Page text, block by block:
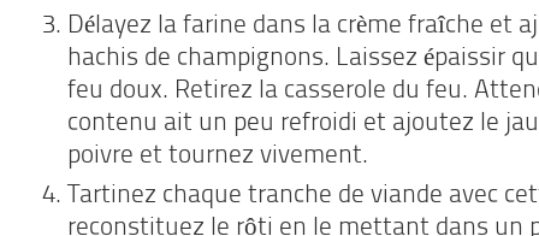
Délayez la farine dans la crème fraîche et
hachis de champignons. Laissez épaissir
feu doux. Retirez la casserole du feu.
contenu ait un peu refroidi et ajoutez le
poivre et tournez vivement.
Tartinez chaque tranche de viande avec
reconstituez le rôti en le mettant dans un